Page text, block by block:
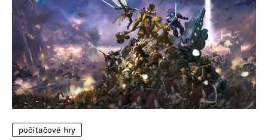
počítačové hry